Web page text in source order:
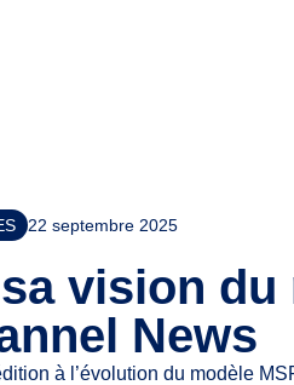
22 septembre 2025
vision du
News
à l’évolution du modèle